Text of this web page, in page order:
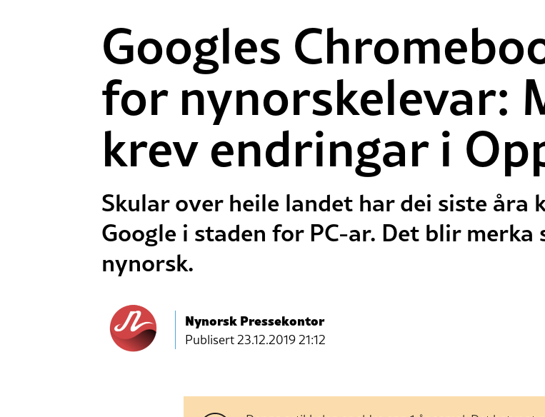
Googles
for nynorskelevar:
krev endringar i
Skular over heile landet har dei siste åra
Google i staden for PC-ar. Det blir
nynorsk.
Nynorsk Pressekontor
Publisert23.12.2019 21:12